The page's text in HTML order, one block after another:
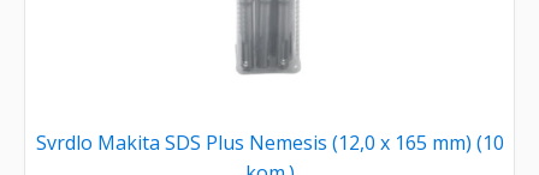
Svrdlo Makita SDS Plus Nemesis (12,0 x 165 mm) (10